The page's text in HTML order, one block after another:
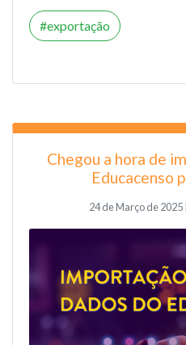
exportação
Chegou a hora de
Educacenso
24 de Março de